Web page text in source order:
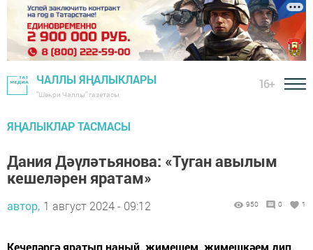
ЧАЛЛЫ ЯҢАЛЫКЛАРЫ
"Шәһри Чаллы" газетасы
16+
ЯҢАЛЫКЛАР ТАСМАСЫ
Дания Дәүләтьянова: «Туган авылым
кешеләрен яратам»
автор, 1 август 2024 - 09:12 950 0 1